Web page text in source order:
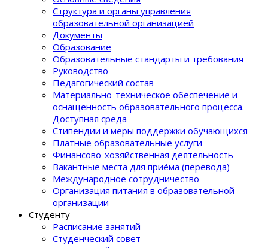
Структура и органы управления
образовательной организацией
Документы
Образование
Образовательные стандарты и требования
Руководство
Педагогический состав
Материально-техническое обеспечение и
оснащенность образовательного процеcса.
Доступная среда
Стипендии и меры поддержки обучающихся
Платные образовательные услуги
Финансово-хозяйственная деятельность
Вакантные места для приёма (перевода)
Международное сотрудничество
Организация питания в образовательной
организации
Студенту
Расписание занятий
Студенческий совет